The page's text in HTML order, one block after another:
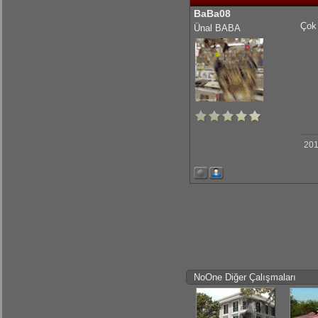
BaBa08
Ünal BABA
NoOne Diğer Çalışmaları